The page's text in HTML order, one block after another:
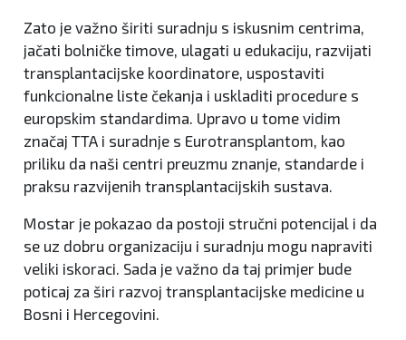
Zato je važno širiti suradnju s iskusnim centrima,
jačati bolničke timove, ulagati u edukaciju, razvijati
transplantacijske koordinatore, uspostaviti
funkcionalne liste čekanja i uskladiti procedure s
europskim standardima. Upravo u tome vidim
značaj TTA i suradnje s Eurotransplantom, kao
priliku da naši centri preuzmu znanje, standarde i
praksu razvijenih transplantacijskih sustava.
Mostar je pokazao da postoji stručni potencijal i da
se uz dobru organizaciju i suradnju mogu napraviti
veliki iskoraci. Sada je važno da taj primjer bude
poticaj za širi razvoj transplantacijske medicine u
Bosni i Hercegovini.